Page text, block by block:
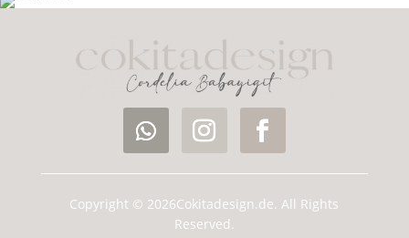
Copyright © 2026Cokitadesign.de. All Rights
Reserved.